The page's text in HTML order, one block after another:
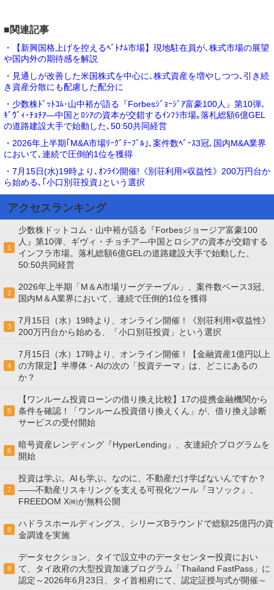
■関連記事
・【新興国格上げを控えるﾍﾞﾄﾅﾑ市場】現地駐在員が､株式市場の展望
や国内外の期待感を解説
・見通しが改善した米国株式を中心に､株式資産を増やしつつ､引き続
き資産分散にも配慮した配分に
・少数株ﾄﾞｯﾄｺﾑ･山中裕が語る『Forbesｼﾞｮｰｼﾞｱ富豪100人』第10弾､
ｷﾞｳﾞｨ･ﾁｮﾁｱ―中国とﾛｼｱの資本が交錯するｲﾝﾌﾗ市場｡落札総額6億GEL
の道路建設大手で始動した､50:50共同経営
・2026年上半期｢M&A市場ﾘｰｸﾞﾃｰﾌﾞﾙ｣､案件数ﾍﾞｰｽ3冠､国内M&A業界
において､連続で圧倒的1位を獲得
・7月15日(水)19時より､ｵﾝﾗｲﾝ開催!《別荘利用×収益性》200万円台か
ら始める､｢小口別荘投資｣という選択
アクセスランキング
1
少数株ドットコム・山中裕が語る『Forbesジョージア富豪100
人』第10弾、ギヴィ・チョチア―中国とロシアの資本が交錯する
インフラ市場。落札総額6億GELの道路建設大手で始動した、
50:50共同経営
2
2026年上半期「M＆A市場リーグテーブル」、案件数ベース3冠、
国内M＆A業界において、連続で圧倒的1位を獲得
3
7月15日（水）19時より、オンライン開催！《別荘利用×収益性》
200万円台から始める、「小口別荘投資」という選択
4
7月15日（水）17時より、オンライン開催！【金融資産1億円以上
の方限定】半導体・AIの次の「投資テーマ」は、どこにあるの
か？
5
【ワンルーム投資ローンの借り換え比較】17の提携金融機関から
条件を確認！「ワンルーム投資借り換えくん」が、借り換え診断
サービスの受付開始
6
暗号資産レンディング『HyperLending』、友達紹介プログラムを
開始
7
投資は学ぶ。AIも学ぶ。なのに、不動産だけ学ばないんですか？
——不動産リスキリングを支える可視化ツール『ヨソック』、
FREEDOM X㈱が無料公開
8
ハドラスホールディングス、シリーズBラウンドで総額25億円の資
金調達を実施
9
データセクション、タイで設立中のデータセンター投資におい
て、タイ政府の大型投資加速プログラム「Thailand FastPass」に
認定～2026年6月23日、タイ首相府にて、認定証授与式が開催～